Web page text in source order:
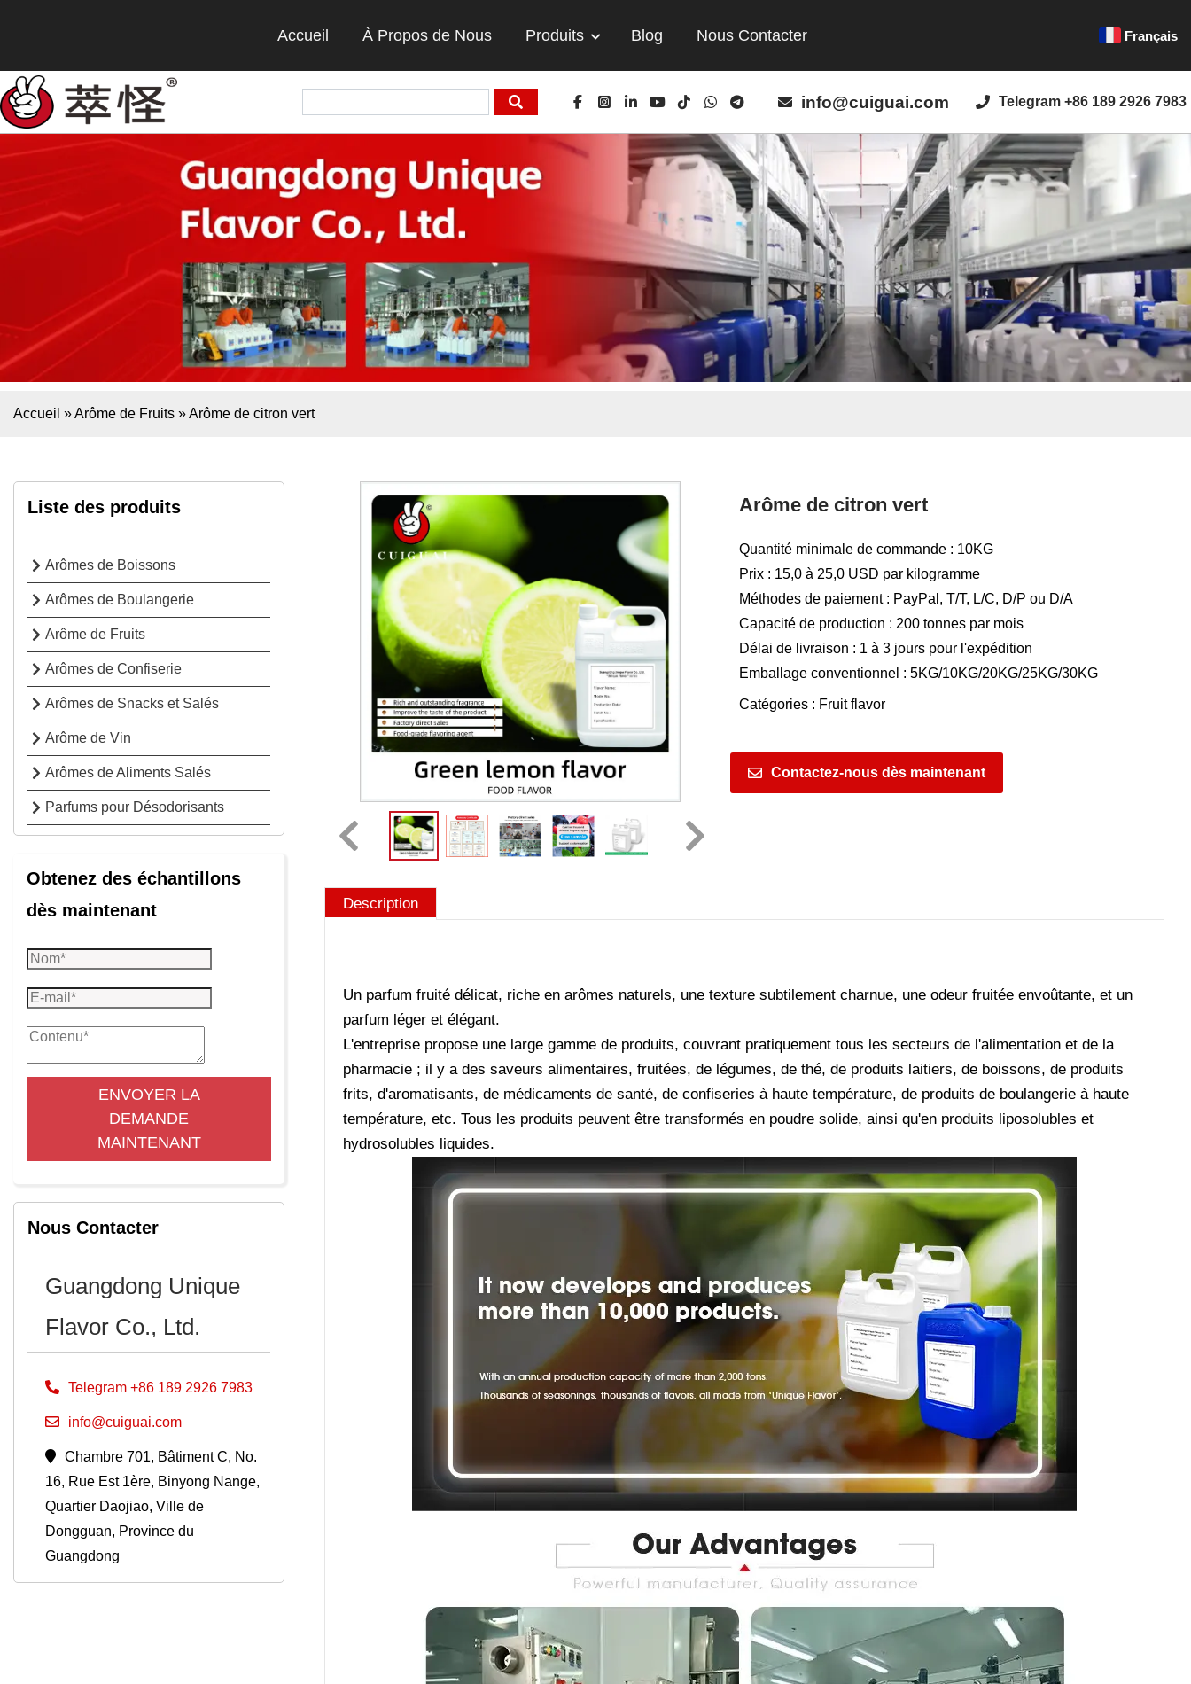
Accueil À Propos de Nous Produits Blog Nous Contacter Français
info@cuiguai.com Telegram +86 189 2926 7983
Accueil »Arôme de Fruits »Arôme de citron vert
Liste des produits
Arômes de Boissons
Arômes de Boulangerie
Arôme de Fruits
Arômes de Confiserie
Arômes de Snacks et Salés
Arôme de Vin
Arômes de Aliments Salés
Parfums pour Désodorisants
Obtenez des échantillons
dès maintenant
ENVOYER LA
DEMANDE
MAINTENANT
Nous Contacter
Guangdong Unique
Flavor Co., Ltd.
Telegram +86 189 2926 7983
info@cuiguai.com
Chambre 701, Bâtiment C, No.
16, Rue Est 1ère, Binyong Nange,
Quartier Daojiao, Ville de
Dongguan, Province du
Guangdong
Arôme de citron vert
Quantité minimale de commande : 10KG
Prix : 15,0 à 25,0 USD par kilogramme
Méthodes de paiement : PayPal, T/T, L/C, D/P ou D/A
Capacité de production : 200 tonnes par mois
Délai de livraison : 1 à 3 jours pour l'expédition
Emballage conventionnel : 5KG/10KG/20KG/25KG/30KG
Catégories : Fruit flavor
Contactez-nous dès maintenant
Description
Un parfum fruité délicat, riche en arômes naturels, une texture subtilement charnue, une odeur fruitée envoûtante, et un
parfum léger et élégant.
L'entreprise propose une large gamme de produits, couvrant pratiquement tous les secteurs de l'alimentation et de la
pharmacie ; il y a des saveurs alimentaires, fruitées, de légumes, de thé, de produits laitiers, de boissons, de produits
frits, d'aromatisants, de médicaments de santé, de confiseries à haute température, de produits de boulangerie à haute
température, etc. Tous les produits peuvent être transformés en poudre solide, ainsi qu'en produits liposolubles et
hydrosolubles liquides.